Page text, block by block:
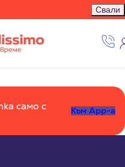
Свали
само с Към App-a